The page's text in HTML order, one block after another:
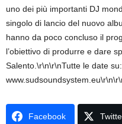
uno dei più importanti DJ
singolo di lancio del nuovo
hanno da poco concluso il
l’obiettivo di produrre e dare
Salento.\r\n\r\nTutte le date su:
Facebook